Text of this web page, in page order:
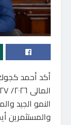
أكد أحمد كجوك
النمو الجيد
والمستثمرين